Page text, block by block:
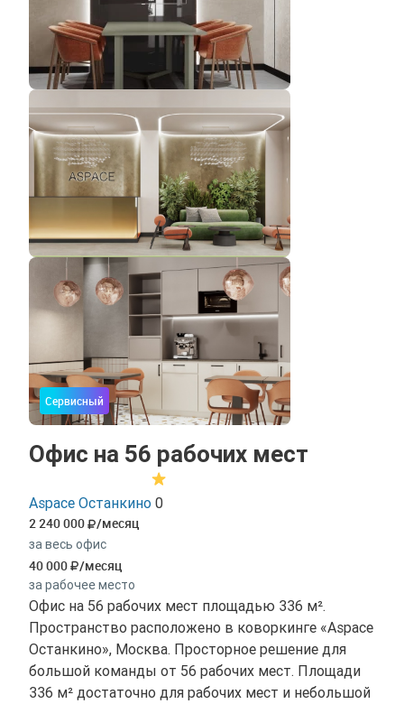
Сервисный
Офис на 56 рабочих мест
Aspace Останкино 0
2 240 000 /месяц
за весь офис
40 000 /месяц
за рабочее место
Офис на 56 рабочих мест площадью 336 м².
Пространство расположено в коворкинге «Aspace
Останкино», Москва. Просторное решение для
большой команды от 56 рабочих мест. Площади
336 м² достаточно для рабочих мест и небольшой